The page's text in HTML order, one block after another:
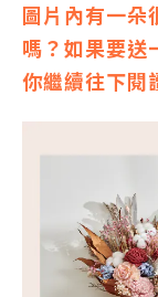
圖片內有一朵
嗎？如果要送
你繼續往下閱